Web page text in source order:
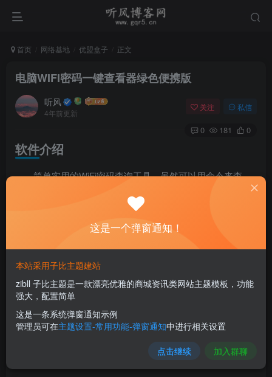
首页 网络基地 优盟盒子 正文
电脑WIFI密码一键查看器绿色便携版
听风
4年前更新
关注 私信
0 181 0
软件介绍
简单实用的WiFi密码查询工具，虽然可以用命令来查
询，但远没有那么方便，使用这个工具就可以查询电脑上已
连接过的所有WiFi密码，原理是通过Windows内置的cmd命
这是一个弹窗通知！
本站采用子比主题建站
zibll 子比主题是一款漂亮优雅的商城资讯类网站主题模板，功能
强大，配置简单
这是一条系统弹窗通知示例
管理员可在主题设置-常用功能-弹窗通知中进行相关设置
点击继续 加入群聊